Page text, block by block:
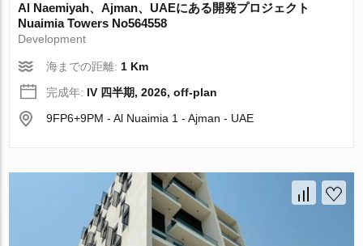
Al Naemiyah、Ajman、UAEにある開発プロジェクト
Nuaimia Towers No564558
Development
海までの距離:1 Km
完成年: IV 四半期, 2026, off-plan
9FP6+9PM - Al Nuaimia 1 - Ajman - UAE